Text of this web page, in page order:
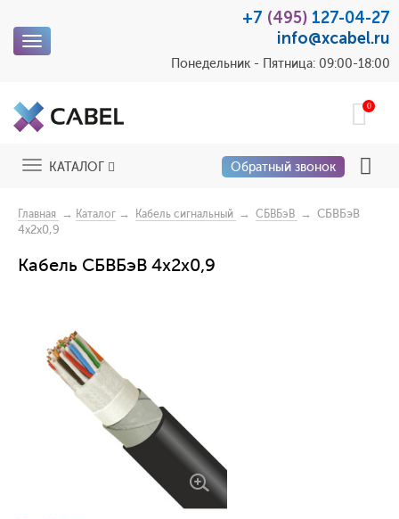
Toggle
+7 (495) 127-04-27
info@xcabel.ru
Понедельник - Пятница: 09:00-18:00
0
ToggleКАТАЛОГ Обратный звонок
Главная → Каталог → Кабель сигнальный → СБВБэВ → СБВБэВ
4x2x0,9
Кабель СБВБэВ 4x2x0,9